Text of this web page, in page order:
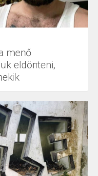
menő
eldönteni,